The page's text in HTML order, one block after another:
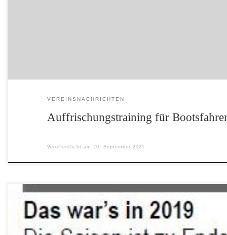
VEREINSNACHRICHTEN
Auffrischungstraining für
Veröffentlicht am 20. September 2021